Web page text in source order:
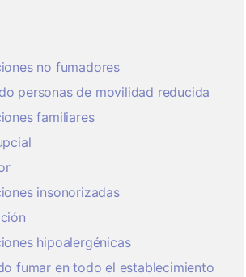
no fumadores
personas de movilidad reducida
familiares
insonorizadas
hipoalergénicas
fumar en todo el establecimiento